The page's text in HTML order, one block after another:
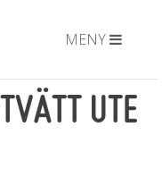
MENY
UTE